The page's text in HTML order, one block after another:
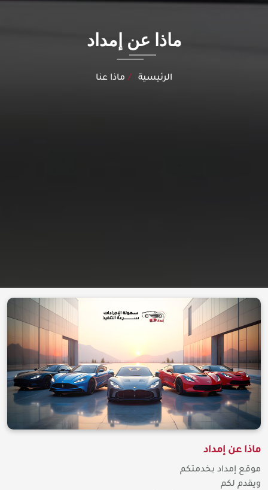
ماذا عن إمداد
الرئيسية ماذا عنا
ماذا عن إمداد
موقع إمداد بخدمتكم
ويقدم لكم